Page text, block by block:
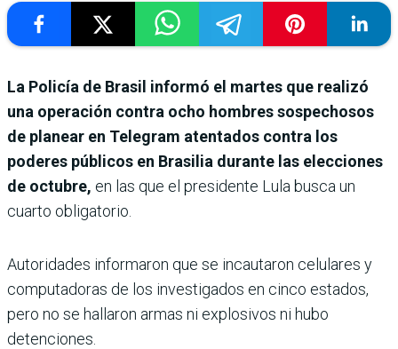
La Policía de Brasil informó el martes que realizó
una operación contra ocho hombres sospechosos
de planear en Telegram atentados contra los
poderes públicos en Brasilia durante las elecciones
de octubre, en las que el presidente Lula busca un
cuarto obligatorio.
Autoridades informaron que se incautaron celulares y
computadoras de los investigados en cinco estados,
pero no se hallaron armas ni explosivos ni hubo
detenciones.